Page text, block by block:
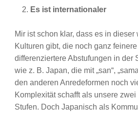
Es ist internationaler
Mir ist schon klar, dass es in dieser
Kulturen gibt, die noch ganz feinere
differenziertere Abstufungen in der
wie z. B. Japan, die mit „san“,
den anderen Anredeformen noch
Komplexität schafft als unsere
Stufen. Doch Japanisch als